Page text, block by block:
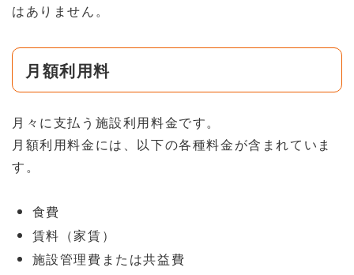
はありません。
月額利用料
月々に支払う施設利用料金です。
月額利用料金には、以下の各種料金が含まれていま
す。
食費
賃料（家賃）
施設管理費または共益費